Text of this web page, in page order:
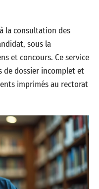
la consultation des
sous la
et concours. Ce service
de dossier incomplet et
imprimés au rectorat